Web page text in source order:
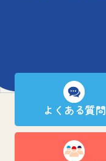
よくある質問